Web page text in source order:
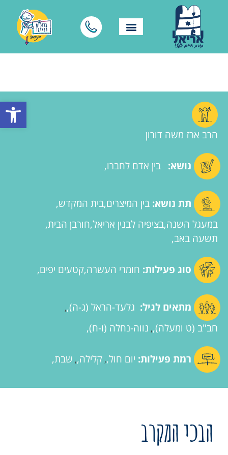
פתח
הרב ארז משה דורון
נושא: בין אדם לחברו
תת נושא: בין המיצרים בית המקדש
במעגל השנה בציפיה לבנין אריאל חורבן הבית
תשעה באב
סוג פעילות: חומרי העשרה קטעים יפים
מתאים לגיל: גלעד-הראל (ג-ה) ,
חב"ב (ט ומעלה) , נווה-נחלה (ו-ח)
רמת פעילות: יום חול , קלילה , שבת
הבכי המקרב